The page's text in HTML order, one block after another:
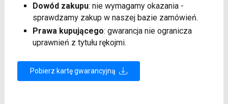
Dowód zakupu: nie wymagamy okazania -
sprawdzamy zakup w naszej bazie zamówień.
Prawa kupującego: gwarancja nie ogranicza
uprawnień z tytułu rękojmi.
Pobierz kartę gwarancyjną